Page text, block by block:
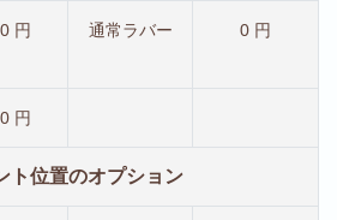
円 通常ラバー 0 円
円
ト位置のオプション